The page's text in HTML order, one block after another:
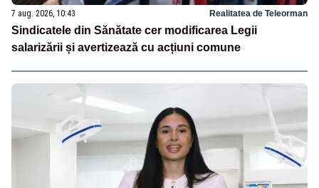
7 aug. 2026, 10:43 Realitatea de Teleorman
Sindicatele din Sănătate cer modificarea Legii
salarizării și avertizează cu acțiuni comune